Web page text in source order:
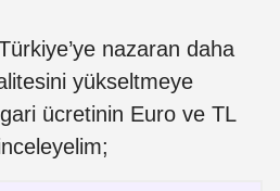
nazaran daha
yükseltmeye
ücretinin Euro ve TL